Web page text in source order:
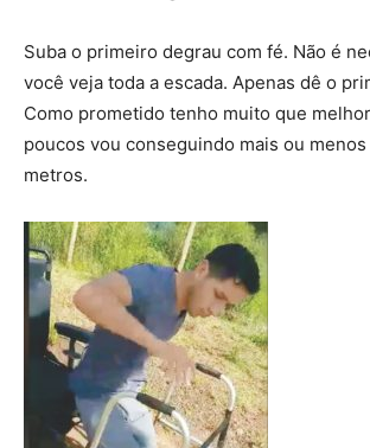
Suba o primeiro degrau com fé. Não é
você veja toda a escada. Apenas dê o
Como prometido tenho muito que
poucos vou conseguindo mais ou
metros.